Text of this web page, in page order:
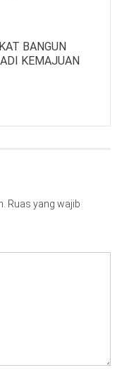
BANGUN
KEMAJUAN
Ruas yang wajib